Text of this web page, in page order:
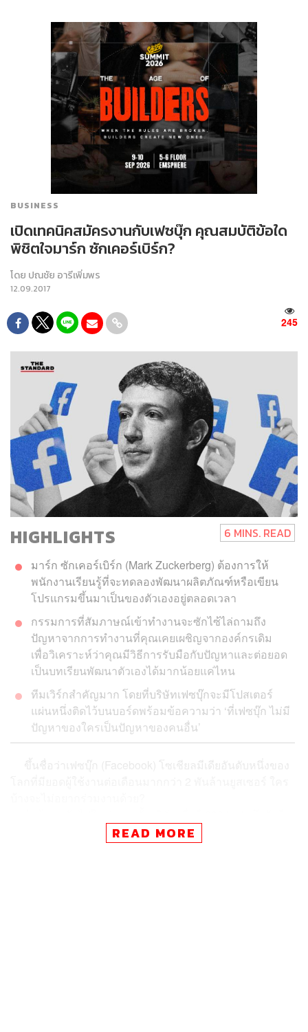
BUSINESS
เปิดเทคนิคสมัครงานกับเฟซบุ๊ก คุณสมบัติข้อใด
พิชิตใจมาร์ก ซักเคอร์เบิร์ก?
โดย ปณชัย อารีเพิ่มพร
12.09.2017
245
HIGHLIGHTS 6 MINS. READ
มาร์ก ซักเคอร์เบิร์ก (Mark Zuckerberg) ต้องการให้
พนักงานเรียนรู้ที่จะทดลองพัฒนาผลิตภัณฑ์หรือเขียน
โปรแกรมขึ้นมาเป็นของตัวเองอยู่ตลอดเวลา
กรรมการที่สัมภาษณ์เข้าทำงานจะซักไซ้ไล่ถามถึง
ปัญหาจากการทำงานที่คุณเคยเผชิญจากองค์กรเดิม
เพื่อวิเคราะห์ว่าคุณมีวิธีการรับมือกับปัญหาและต่อยอด
เป็นบทเรียนพัฒนาตัวเองได้มากน้อยแค่ไหน
ทีมเวิร์กสำคัญมาก โดยที่บริษัทเฟซบุ๊กจะมีโปสเตอร์
แผ่นหนึ่งติดไว้บนบอร์ดพร้อมข้อความว่า ‘ที่เฟซบุ๊ก ไม่มี
ปัญหาของใครเป็นปัญหาของคนอื่น’
ขึ้นชื่อว่าเฟซบุ๊ก (Facebook) โซเชียลมีเดียอันดับหนึ่งของ
จำนวนพนักงานในองค์กรราว 500 คนเท่านั้น แต่เมื่อปี 2016
ที่ผ่านมา มีการเปิดเผยว่าขนาดองค์กรของพวกเขาขยายตัว
READ MORE